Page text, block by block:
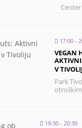
17:00 -
VEGAN
V
Park
19:30 - 20:30